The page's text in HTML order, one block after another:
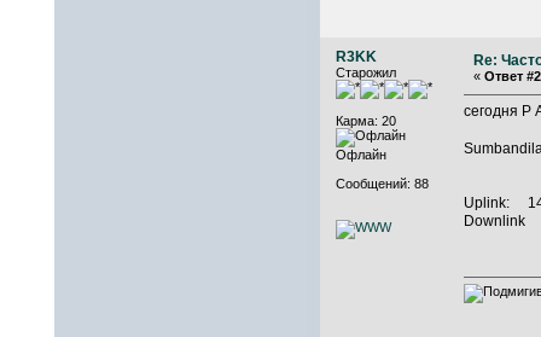
R3KK
Старожил
Карма: 20
Офлайн
Сообщений: 88
Re:
« Ответ
сегодня Р
Uplink:
Downlink